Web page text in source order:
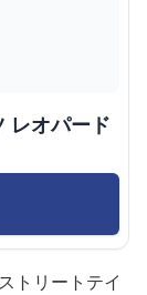
レオパード
トリートテイ